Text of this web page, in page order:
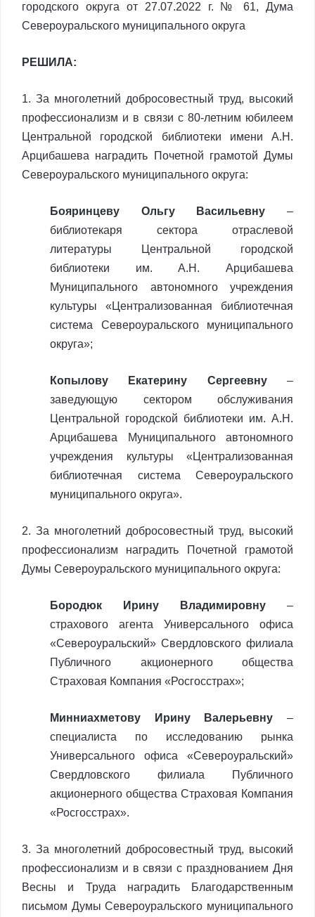
городского округа от 27.07.2022 г. № 61, Дума
Североуральского муниципального округа
РЕШИЛА:
1. За многолетний добросовестный труд, высокий
профессионализм и в связи с 80-летним юбилеем
Центральной городской библиотеки имени А.Н.
Арцибашева наградить Почетной грамотой Думы
Североуральского муниципального округа:
Бояринцеву Ольгу Васильевну –
библиотекаря сектора отраслевой
литературы Центральной городской
библиотеки им. А.Н. Арцибашева
Муниципального автономного учреждения
культуры «Централизованная библиотечная
система Североуральского муниципального
округа»;
Копылову Екатерину Сергеевну–
заведующую сектором обслуживания
Центральной городской библиотеки им. А.Н.
Арцибашева Муниципального автономного
учреждения культуры «Централизованная
библиотечная система Североуральского
муниципального округа».
2. За многолетний добросовестный труд, высокий
профессионализм наградить Почетной грамотой
Думы Североуральского муниципального округа:
Бородюк Ирину Владимировну –
страхового агента Универсального офиса
«Североуральский» Свердловского филиала
Публичного акционерного общества
Страховая Компания «Росгосстрах»;
Минниахметову Ирину Валерьевну –
специалиста по исследованию рынка
Универсального офиса «Североуральский»
Свердловского филиала Публичного
акционерного общества Страховая Компания
«Росгосстрах».
3. За многолетний добросовестный труд, высокий
профессионализм и в связи с празднованием Дня
Весны и Труда наградить Благодарственным
письмом Думы Североуральского муниципального